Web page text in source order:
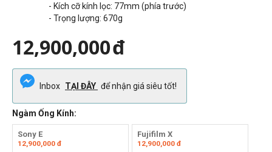
- Kích cỡ kính lọc: 77mm (phía trước)
- Trọng lượng: 670g
12,900,000đ
Inbox TẠI ĐÂY để nhận giá siêu tốt!
Ngàm Ống Kính:
Sony E
12,900,000 đ
Fujifilm X
12,900,000đ